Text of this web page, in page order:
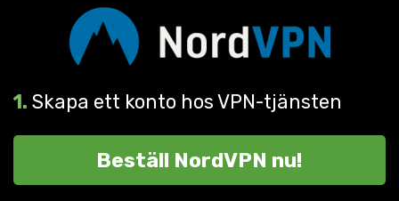
1. Skapa ett konto hos VPN-tjänsten
Beställ NordVPN nu!